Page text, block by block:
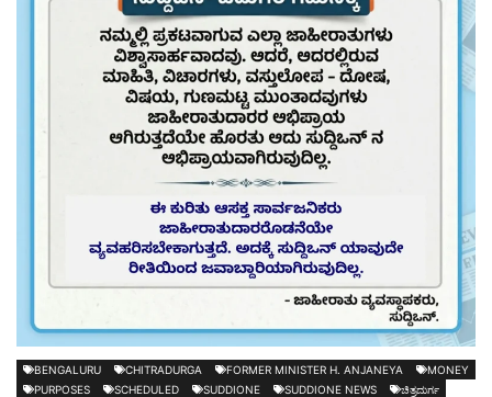
BENGALURU CHITRADURGA FORMER MINISTER H. ANJANEYA
MONEY
PURPOSES
SCHEDULED SUDDIONE SUDDIONE NEWS
ಚಿತ್ರದುರ್ಗ